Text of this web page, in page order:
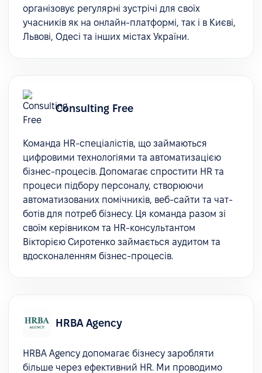
організовує регулярні зустрічі для своїх
учасників як на онлайн-платформі, так і в Києві,
Львові, Одесі та інших містах України.
Consulting Free
Команда HR-спеціалістів, що займаються
цифровими технологіями та автоматизацією
бізнес-процесів. Допомагає спростити HR та
процеси підбору персоналу, створюючи
автоматизованих помічників, веб-сайти та чат-
ботів для потреб бізнесу. Ця команда разом зі
своїм керівником та HR-консультантом
Вікторією Сиротенко займається аудитом та
вдосконаленням бізнес-процесів.
HRBA Agency
HRBA Agency допомагає бізнесу заробляти
більше через ефективний HR. Ми проводимо